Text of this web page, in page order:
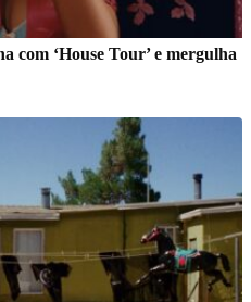
com ‘House Tour’ e mergulha